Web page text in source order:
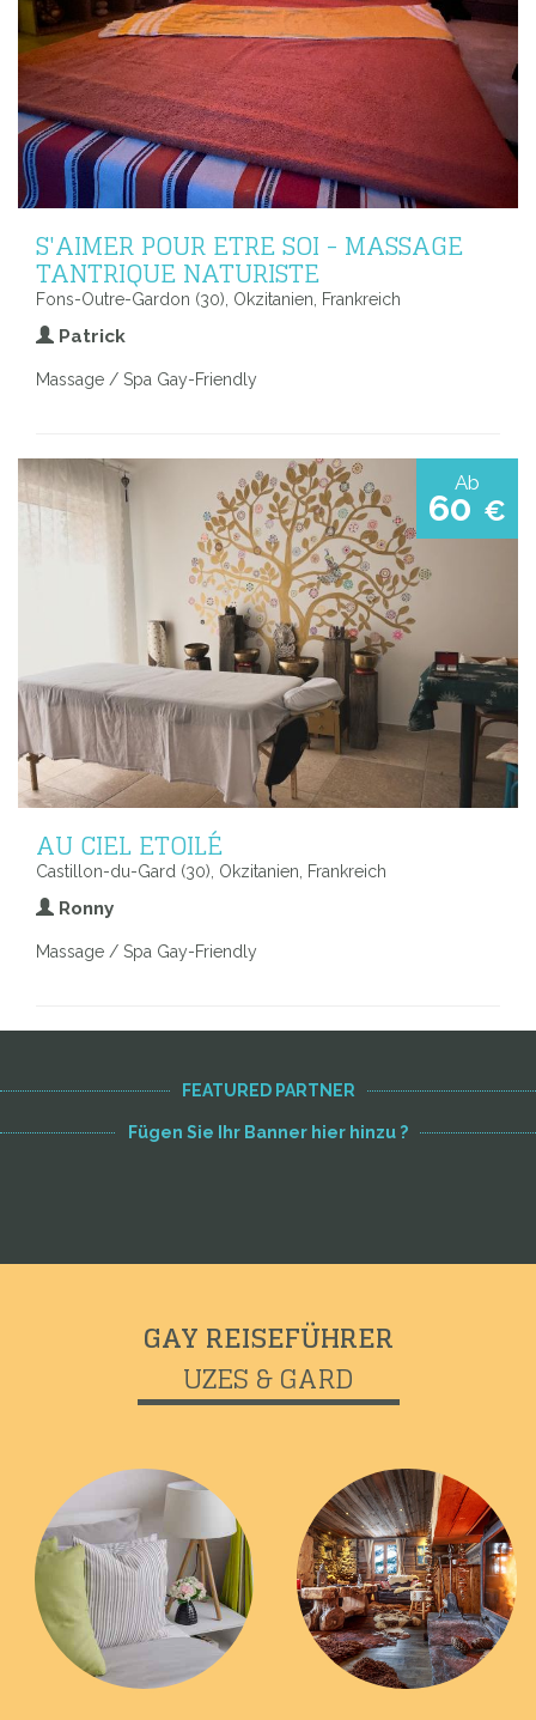
S'AIMER POUR ETRE SOI - MASSAGE
TANTRIQUE NATURISTE
Fons-Outre-Gardon (30), Okzitanien, Frankreich
Patrick
Massage / Spa Gay-Friendly
Ab
60 €
AU CIEL ETOILÉ
Castillon-du-Gard (30), Okzitanien, Frankreich
Ronny
Massage / Spa Gay-Friendly
FEATURED PARTNER
Fügen Sie Ihr Banner hier hinzu ?
GAY REISEFÜHRER
UZES & GARD